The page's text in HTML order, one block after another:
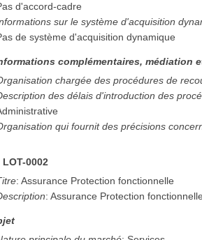
d'accord-cadre
sur le système d'acquisition
de système d'acquisition dynamique
complémentaires, médiation
chargée des procédures de
des délais d'introduction des
qui fournit des précisions
LOT-0002
:Assurance Protection fonctionnelle
:Assurance Protection fonctionnelle